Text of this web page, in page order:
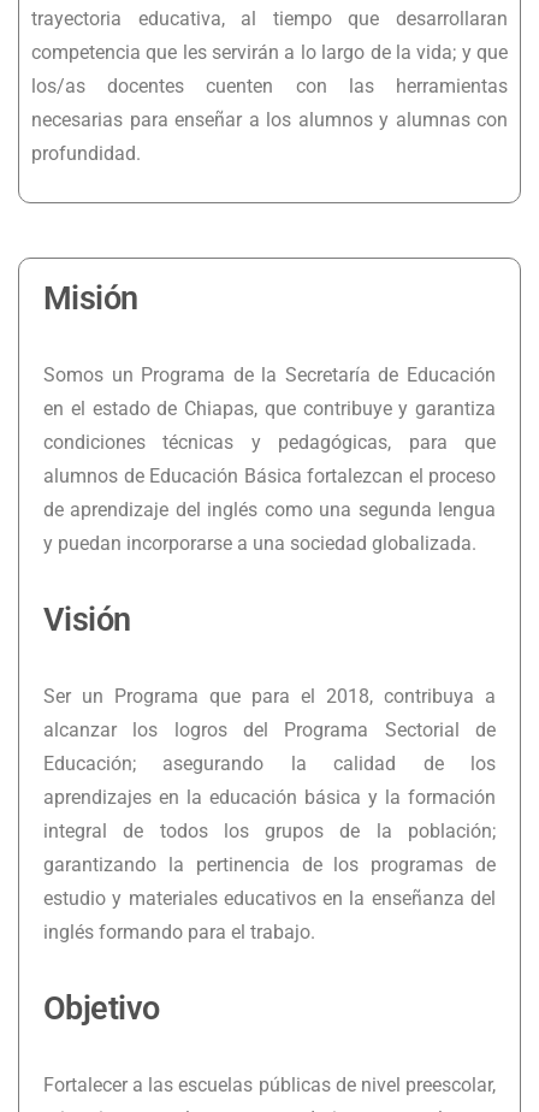
trayectoria educativa, al tiempo que desarrollaran
competencia que les servirán a lo largo de la vida; y que
los/as docentes cuenten con las herramientas
necesarias para enseñar a los alumnos y alumnas con
profundidad.
Misión
Somos un Programa de la Secretaría de Educación
en el estado de Chiapas, que contribuye y garantiza
condiciones técnicas y pedagógicas, para que
alumnos de Educación Básica fortalezcan el proceso
de aprendizaje del inglés como una segunda lengua
y puedan incorporarse a una sociedad globalizada.
Visión
Ser un Programa que para el 2018, contribuya a
alcanzar los logros del Programa Sectorial de
Educación; asegurando la calidad de los
aprendizajes en la educación básica y la formación
integral de todos los grupos de la población;
garantizando la pertinencia de los programas de
estudio y materiales educativos en la enseñanza del
inglés formando para el trabajo.
Objetivo
Fortalecer a las escuelas públicas de nivel preescolar,